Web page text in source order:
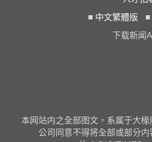
■ 中文繁體版 ■
下载新闻
本网站内之全部图文，系属于大
公司同意不得将全部或部分